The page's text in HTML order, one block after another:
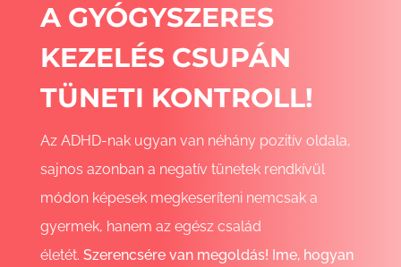
A GYÓGYSZERES
KEZELÉS CSUPÁN
TÜNETI KONTROLL!
Az ADHD-nak ugyan van néhány pozitív oldala,
sajnos azonban a negatív tünetek rendkívül
módon képesek megkeseríteni nemcsak a
gyermek, hanem az egész család
életét. Szerencsére van megoldás! Ime, hogyan